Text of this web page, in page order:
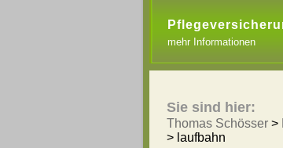
mehr Informationen
Sie sind hier:
Thomas Schösser >
> laufbahn